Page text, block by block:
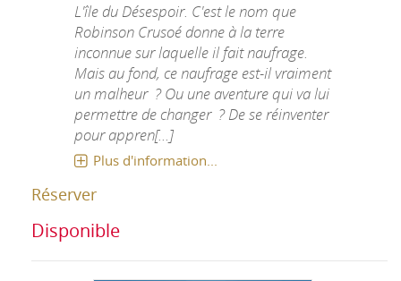
L'île du Désespoir. C'est le nom que
Robinson Crusoé donne à la terre
inconnue sur laquelle il fait naufrage.
Mais au fond, ce naufrage est-il vraiment
un malheur ? Ou une aventure qui va lui
permettre de changer ? De se réinventer
pour appren[...]
Plus d'information...
Réserver
Disponible